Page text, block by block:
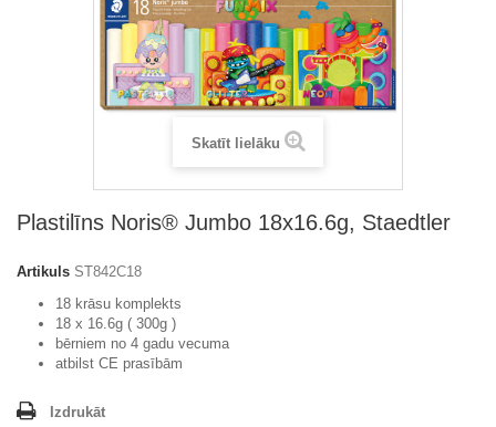
Skatīt lielāku
Plastilīns Noris® Jumbo 18x16.6g, Staedtler
Artikuls ST842C18
18 krāsu komplekts
18 x 16.6g ( 300g )
bērniem no 4 gadu vecuma
atbilst CE prasībām
Izdrukāt